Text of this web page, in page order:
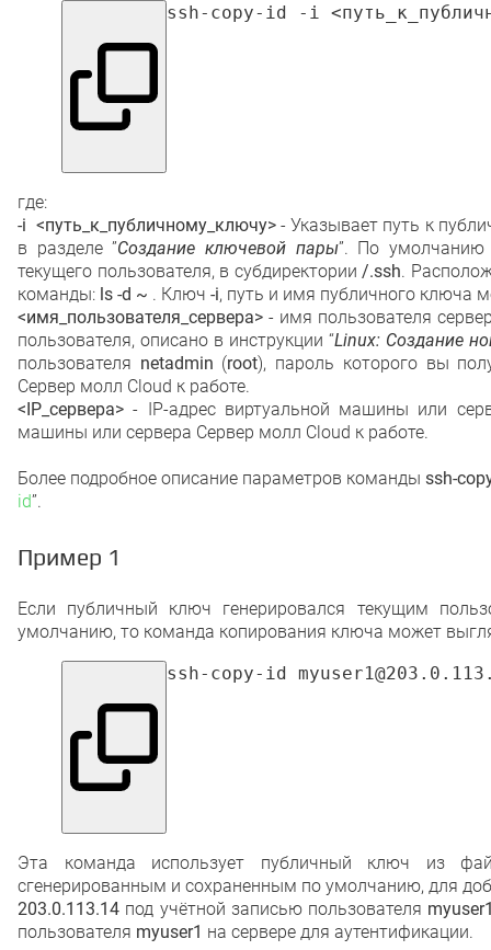
ssh-copy-id -i
где:
-i <путь_к_публичному_ключу>- Указывает путь к
в разделе ”Создание ключевой пары”. По
текущего пользователя, в субдиректории/.ssh.
команды: ls -d ~ . Ключ -i, путь и имя публичного ключа
<имя_пользователя_сервера>- имя пользователя
пользователя, описано в инструкции “Linux: Создание
пользователя netadmin (root), пароль которого вы
Сервер молл Сloud к работе.
<IP_сервера> - IP-адрес виртуальной машины или
машины или сервера Сервер молл Сloud к работе.
Более подробное описание параметров командыssh-
id”.
Пример 1
Если публичный ключ генерировался текущим
умолчанию, то команда копирования ключа может
ssh-copy-id
Эта команда использует публичный ключ из
сгенерированным и сохраненным по умолчанию, для
203.0.113.14 под учётной записью пользователя
пользователя myuser1 на сервере для аутентификации.